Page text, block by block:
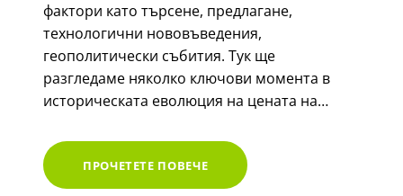
фактори като търсене, предлагане,
технологични нововъведения,
геополитически събития. Тук ще
разгледаме няколко ключови момента в
историческата еволюция на цената на…
ПРОЧЕТЕТЕ ПОВЕЧЕCASE
STUDY:
ИСТОРИЧЕСКА